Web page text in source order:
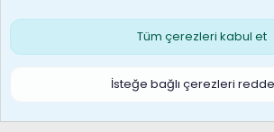
Çerezler
S
Tüm çerezleri kabul et
İsteğe bağlı çerezleri